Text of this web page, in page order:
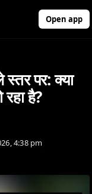
Open app
पर: क्या
है?
4:38 pm